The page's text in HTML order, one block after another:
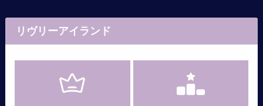
リヴリーアイランド